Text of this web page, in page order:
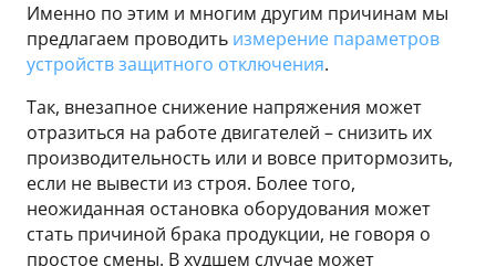
Именно по этим и многим другим причинам мы
предлагаем проводить измерение параметров
устройств защитного отключения.
Так, внезапное снижение напряжения может
отразиться на работе двигателей – снизить их
производительность или и вовсе притормозить,
если не вывести из строя. Более того,
неожиданная остановка оборудования может
стать причиной брака продукции, не говоря о
простое смены. В худшем случае может